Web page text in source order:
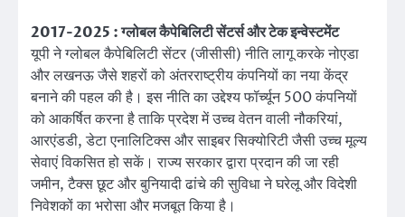
2017-2025 : ग्लोबल कैपेबिलिटी सेंटर्स और टेक इन्वेस्टमेंट
यूपी ने ग्लोबल कैपेबिलिटी सेंटर (जीसीसी) नीति लागू करके नोएडा
और लखनऊ जैसे शहरों को अंतरराष्ट्रीय कंपनियों का नया केंद्र
बनाने की पहल की है। इस नीति का उद्देश्य फॉर्च्यून 500 कंपनियों
को आकर्षित करना है ताकि प्रदेश में उच्च वेतन वाली नौकरियां,
आरएंडडी, डेटा एनालिटिक्स और साइबर सिक्योरिटी जैसी उच्च मूल्य
सेवाएं विकसित हो सकें। राज्य सरकार द्वारा प्रदान की जा रही
जमीन, टैक्स छूट और बुनियादी ढांचे की सुविधा ने घरेलू और विदेशी
निवेशकों का भरोसा और मजबूत किया है।